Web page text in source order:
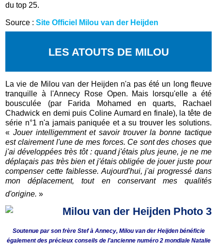
du top 25.
Source :Site Officiel Milou van der Heijden
LES ATOUTS DE MILOU
La vie de Milou van der Heijden n'a pas été un long fleuve
tranquille à l'Annecy Rose Open. Mais lorsqu'elle a été
bousculée (par Farida Mohamed en quarts, Rachael
Chadwick en demi puis Coline Aumard en finale), la tête de
série n°1 n'a jamais paniquée et a su trouver les solutions.
« Jouer intelligemment et savoir trouver la bonne tactique
est clairement l'une de mes forces. Ce sont des choses que
j'ai développées très tôt : quand j'étais plus jeune, je ne me
déplaçais pas très bien et j'étais obligée de jouer juste pour
compenser cette faiblesse. Aujourd'hui, j'ai progressé dans
mon déplacement, tout en conservant mes qualités
d'origine.»
Soutenue par son frère Stef à Annecy, Milou van der Heijden bénéficie
également des précieux conseils de l'ancienne numéro 2 mondiale Natalie